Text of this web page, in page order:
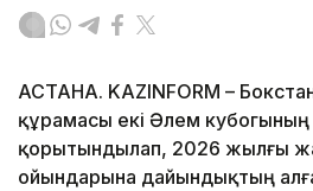
АСТАНА. KAZINFORM –
құрамасы екі Әлем кубогының
қорытындылап, 2026 жылғы
ойындарына дайындықтың